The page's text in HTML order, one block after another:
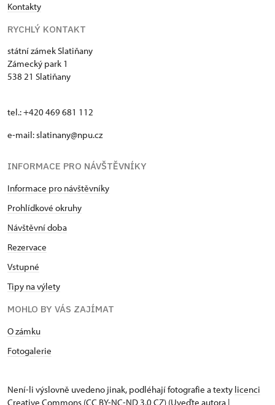
Kontakty
RYCHLÝ KONTAKT
státní zámek Slatiňany
Zámecký park 1
538 21 Slatiňany
tel.: +420 469 681 112
e-mail: slatinany@npu.cz
INFORMACE PRO NÁVŠTĚVNÍKY
Informace pro návštěvníky
Prohlídkové okruhy
Návštěvní doba
Rezervace
Vstupné
Tipy na výlety
MOHLO BY VÁS ZAJÍMAT
O zámku
Fotogalerie
Není-li výslovně uvedeno jinak, podléhají fotografie a texty licenci
Creative Commons (CC BY-NC-ND 3.0 CZ) (Uveďte autora |